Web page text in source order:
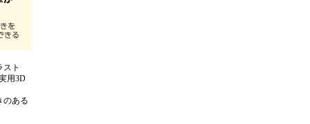
スト
用3D
のある